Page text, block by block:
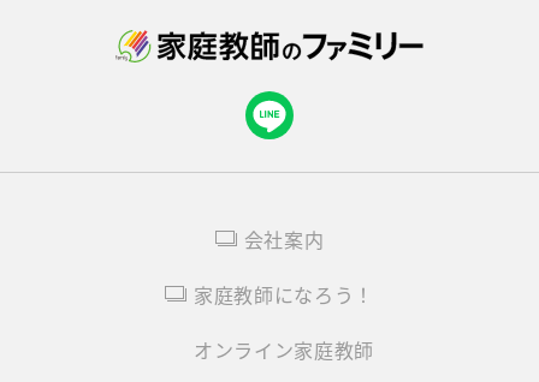
オンライン家庭教師
家庭教師になろう！
会社案内